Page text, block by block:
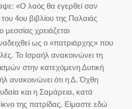
«Ο λαός θα εγερθεί σαν
4ου βιβλίου της Παλαιάς
χρειάζεται
ως ο «πατριάρχης» που
Το Ισραήλ ανακοινώνει τη
στην κατεχόμενη Δυτική
ανακοινώνει ότι η Δ. Όχθη
και η Σαμάρεια, κατά
της πατρίδας. Είμαστε εδώ